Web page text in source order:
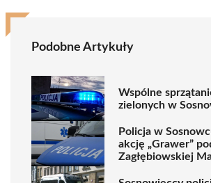
Podobne Artykuły
Wspólne
zielonych w
Policja w
akcję „Grawer”
Zagłębiowskiej